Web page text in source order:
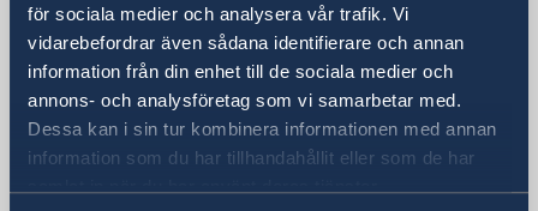
för sociala medier och analysera vår trafik. Vi
vidarebefordrar även sådana identifierare och annan
information från din enhet till de sociala medier och
annons- och analysföretag som vi samarbetar med.
Dessa kan i sin tur kombinera informationen med annan
information som du har tillhandahållit eller som de har
SVERIGES AMBASSAD
Besöksadress
Embassy of Sweden
Kildress House
Floor 2
Pembroke Row, Dublin